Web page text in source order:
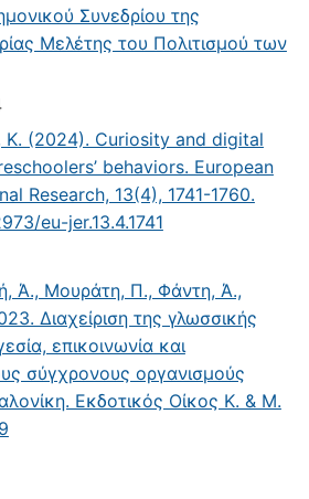
Συνεδρίου της
Μελέτης του Πολιτισμού των
K. (2024). Curiosity and digital
behaviors. European
Research, 13(4), 1741-1760.
eu-jer.13.4.1741
Ά., Μουράτη, Π., Φάντη, Ά.,
Διαχείριση της γλωσσικής
επικοινωνία και
σύγχρονους οργανισμούς
Εκδοτικός Οίκος Κ. & Μ.